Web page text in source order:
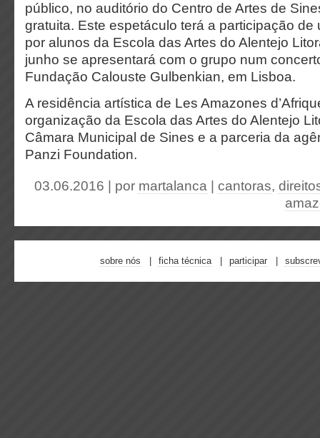
público, no auditório do Centro de Artes de
gratuita. Este espetáculo terá a participação de
por alunos da Escola das Artes do Alentejo
junho se apresentará com o grupo num
Fundação Calouste Gulbenkian, em Lisboa.
A residência artística de Les Amazones
organização da Escola das Artes do Alentejo
Câmara Municipal de Sines e a parceria da
Panzi Foundation.
03.06.2016 | por martalanca cantoras,
sobre nós ficha técnica participar